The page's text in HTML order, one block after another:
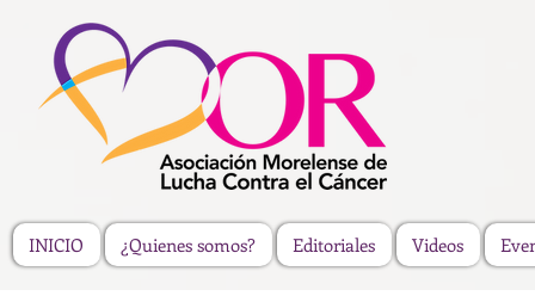
INICIO ¿Quienes somos? Editoriales Videos